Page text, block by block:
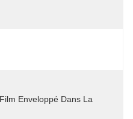
Enveloppé Dans La